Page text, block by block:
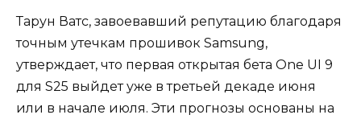
Тарун Ватс, завоевавший репутацию благодаря
точным утечкам прошивок Samsung,
утверждает, что первая открытая бета One UI 9
для S25 выйдет уже в третьей декаде июня
или в начале июля. Эти прогнозы основаны на